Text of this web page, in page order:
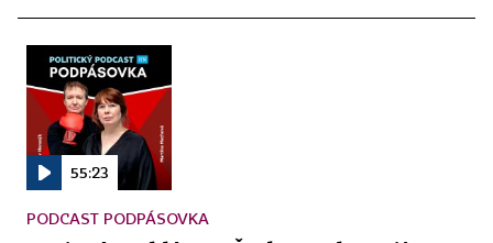
55:23
PODCAST PODPÁSOVKA